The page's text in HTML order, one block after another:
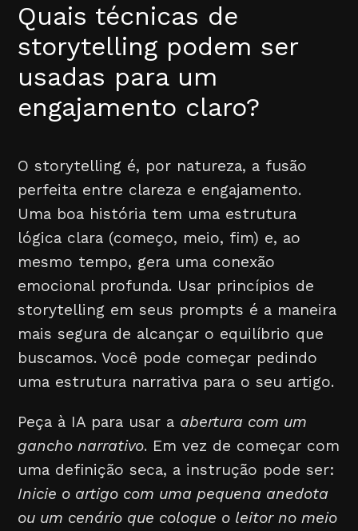
Quais técnicas de
storytelling podem ser
usadas para um
engajamento claro?
O storytelling é, por natureza, a fusão
perfeita entre clareza e engajamento.
Uma boa história tem uma estrutura
lógica clara (começo, meio, fim) e, ao
mesmo tempo, gera uma conexão
emocional profunda. Usar princípios de
storytelling em seus prompts é a maneira
mais segura de alcançar o equilíbrio que
buscamos. Você pode começar pedindo
uma estrutura narrativa para o seu artigo.
Peça à IA para usar a abertura com um
gancho narrativo. Em vez de começar com
uma definição seca, a instrução pode ser:
Inicie o artigo com uma pequena anedota
ou um cenário que coloque o leitor no meio